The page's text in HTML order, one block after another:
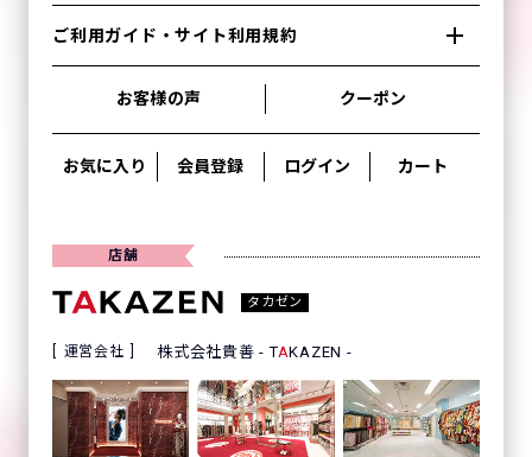
ご利用ガイド・サイト利用規約
お客様の声 クーポン
お気に入り 会員登録 ログイン カート
店舗
タカゼン
運営会社 株式会社貴善 - TAKAZEN -